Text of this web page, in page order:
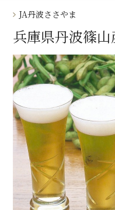
JA丹波ささやま
兵庫県丹波篠